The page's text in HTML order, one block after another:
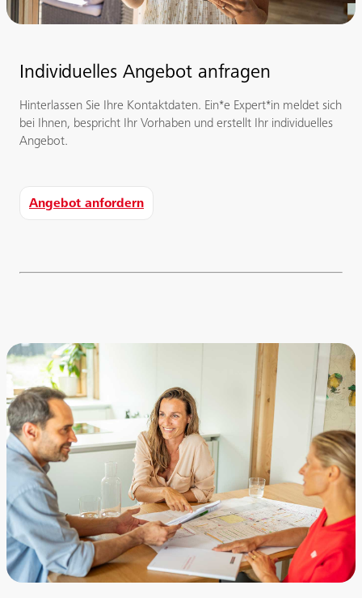
Individuelles Angebot anfragen
Hinterlassen Sie Ihre Kontaktdaten. Ein*e Expert*in meldet sich
bei Ihnen, bespricht Ihr Vorhaben und erstellt Ihr individuelles
Angebot.
Angebot anfordern